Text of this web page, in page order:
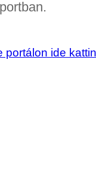
portálon ide